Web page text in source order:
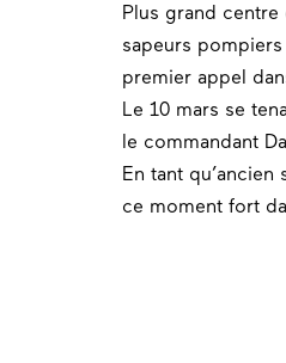
Plus grand
sapeurs
premier appel
Le 10 mars se
le commandant
En tant
ce moment fort